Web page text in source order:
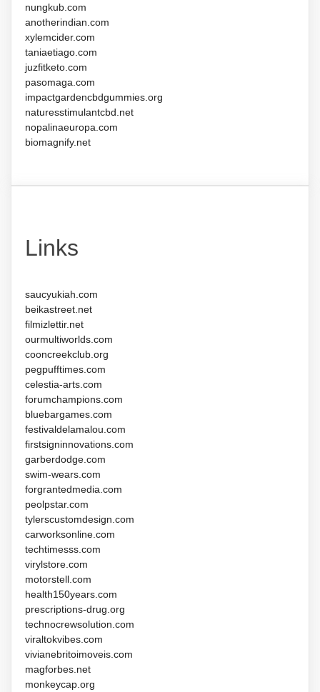
nungkub.com
anotherindian.com
xylemcider.com
taniaetiago.com
juzfitketo.com
pasomaga.com
impactgardencbdgummies.org
naturesstimulantcbd.net
nopalinaeuropa.com
biomagnify.net
Links
saucyukiah.com
beikastreet.net
filmizlettir.net
ourmultiworlds.com
cooncreekclub.org
pegpufftimes.com
celestia-arts.com
forumchampions.com
bluebargames.com
festivaldelamalou.com
firstsigninnovations.com
garberdodge.com
swim-wears.com
forgrantedmedia.com
peolpstar.com
tylerscustomdesign.com
carworksonline.com
techtimesss.com
virylstore.com
motorstell.com
health150years.com
prescriptions-drug.org
technocrewsolution.com
viraltokvibes.com
vivianebritoimoveis.com
magforbes.net
monkeycap.org